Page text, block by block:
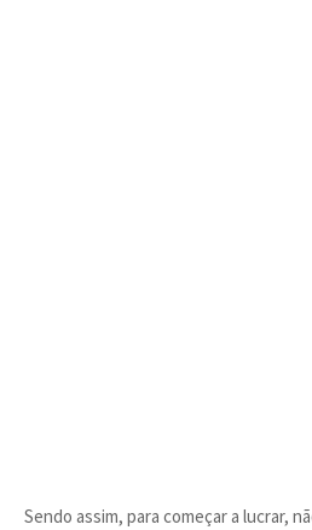
Sendo assim, para começar a lucrar,